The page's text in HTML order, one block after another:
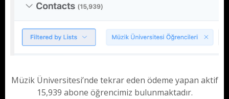
Müzik Üniversitesi’nde tekrar eden ödeme yapan aktif
15,939 abone öğrencimiz bulunmaktadır.